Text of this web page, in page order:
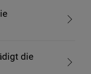
die